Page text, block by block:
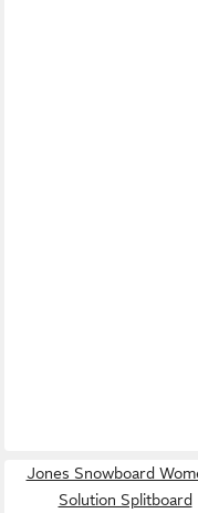
Jones Snowboard
Solution Splitboard